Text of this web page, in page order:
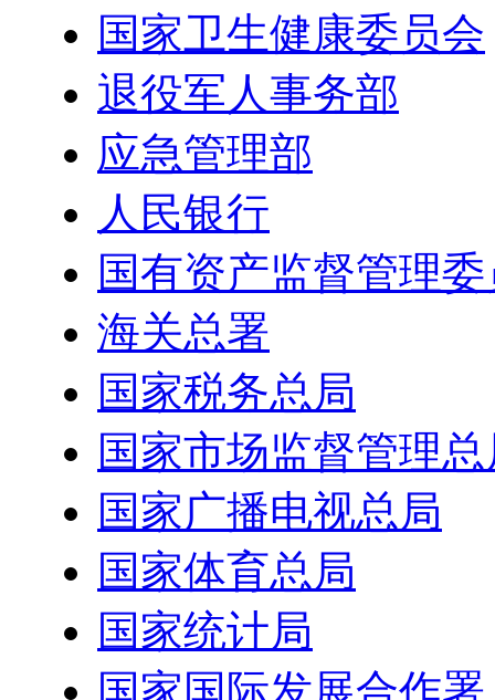
国家卫生健康委员会
退役军人事务部
应急管理部
人民银行
国有资产监督管理
海关总署
国家税务总局
国家市场监督管理
国家广播电视总局
国家体育总局
国家统计局